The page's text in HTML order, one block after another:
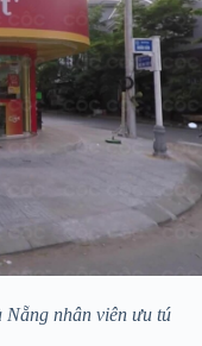
nhân viên ưu tú